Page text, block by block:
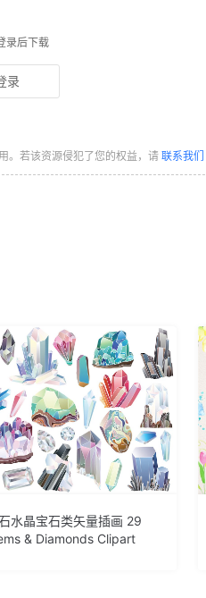
录后下载
录
。若该资源侵犯了您的权益，请 联系我们
水晶宝石类矢量插画 29
& Diamonds Clipart